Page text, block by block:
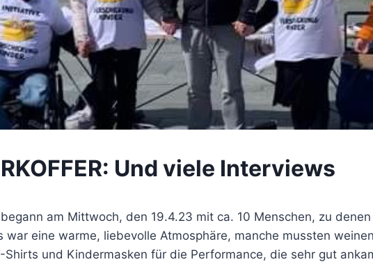
Und viele Interviews
begann am Mittwoch, den 19.4.23 mit ca. 10 Menschen, zu
war eine warme, liebevolle Atmosphäre, manche mussten
und Kindermasken für die Performance, die sehr gut